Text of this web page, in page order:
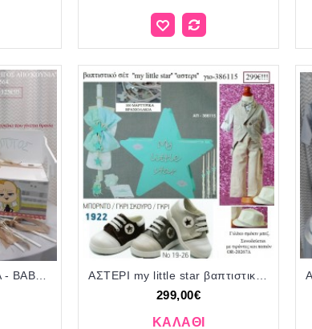
299,00€
ΚΑΛΆΘΙ